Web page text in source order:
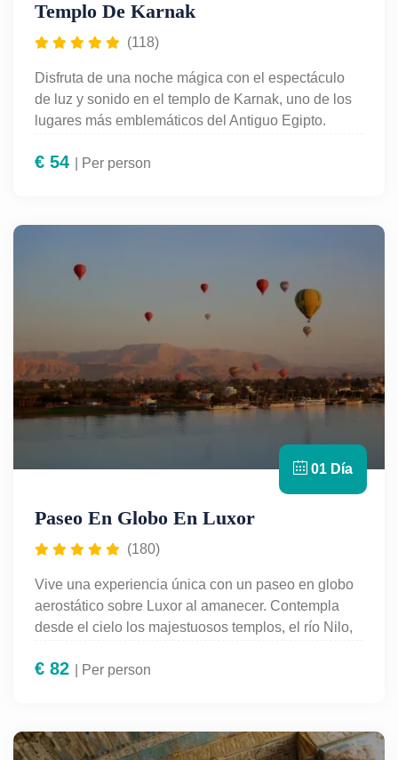
Templo De Karnak
(118)
Disfruta de una noche mágica con el espectáculo
de luz y sonido en el templo de Karnak, uno de los
lugares más emblemáticos del Antiguo Egipto.
escuchas la historia de los faraones y los secretos
emoción en un entorno único bajo el cielo estrellado
nocturna cultural, envolvente y llena de encanto.
€ 54 | Per person
01 Día
Paseo En Globo En Luxor
(180)
Vive una experiencia única con un paseo en globo
aerostático sobre Luxor al amanecer. Contempla
desde el cielo los majestuosos templos, el río Nilo,
iluminados por la primera luz del día. Una actividad
belleza de Egipto desde una perspectiva diferente.
Incluye traslados, asistencia profesional y piloto
€ 82 | Per person